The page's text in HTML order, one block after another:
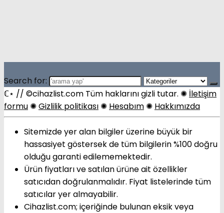
Search for:
ℂ⋆ // ©cihazlist.com Tüm haklarını gizli tutar. ✺ İletişim
formu ✺Gizlilik politikası ✺ Hesabım ✺ Hakkımızda
Sitemizde yer alan bilgiler üzerine büyük bir
hassasiyet göstersek de tüm bilgilerin %100 doğru
olduğu garanti edilememektedir.
Ürün fiyatları ve satılan ürüne ait özellikler
satıcıdan doğrulanmalıdır. Fiyat listelerinde tüm
satıcılar yer almayabilir.
Cihazlist.com; içeriğinde bulunan eksik veya